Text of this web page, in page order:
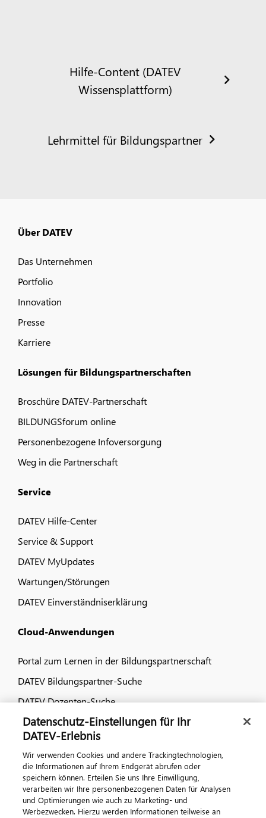
Hilfe-Content (DATEV
Wissensplattform)
Lehrmittel für Bildungspartner
Über DATEV
Das Unternehmen
Portfolio
Innovation
Presse
Karriere
Lösungen für Bildungspartnerschaften
Broschüre DATEV-Partnerschaft
BILDUNGSforum online
Personenbezogene Infoversorgung
Weg in die Partnerschaft
Service
DATEV Hilfe-Center
Service & Support
DATEV MyUpdates
Wartungen/Störungen
DATEV Einverständniserklärung
Cloud-Anwendungen
Portal zum Lernen in der Bildungspartnerschaft
DATEV Bildungspartner-Suche
DATEV Dozenten-Suche
Dialog & Medien
Veranstaltungen
DATEV magazin
DATEV-Community
Datenschutz-Einstellungen für Ihr
DATEV-Erlebnis
Wir verwenden Cookies und andere Trackingtechnologien,
die Informationen auf Ihrem Endgerät abrufen oder
speichern können. Erteilen Sie uns Ihre Einwilligung,
verarbeiten wir Ihre personenbezogenen Daten für Analysen
und Optimierungen wie auch zu Marketing- und
Werbezwecken. Hierzu werden Informationen teilweise an